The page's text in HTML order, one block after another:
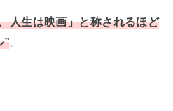
人生は映画」と称されるほど
”。